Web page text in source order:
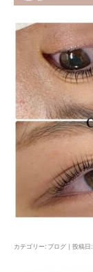
カテゴリー: ブログ | 投稿日: